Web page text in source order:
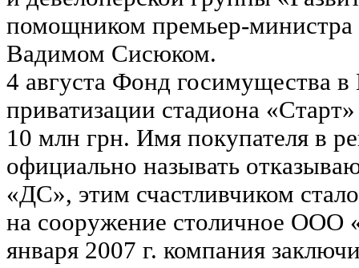
помощником премьер-министра
Вадимом Сисюком.
4 августа Фонд госимущества
приватизации стадиона
10 млн грн. Имя покупателя в
официально называть
«ДС», этим счастливчиком
на сооружение столичное ООО
января 2007 г. компания